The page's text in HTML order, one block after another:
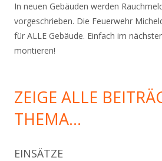
In neuen Gebäuden werden
vorgeschrieben. Die Feuerwehr
für ALLE Gebäude. Einfach im
montieren!
ZEIGE ALLE
THEMA…
EINSÄTZE